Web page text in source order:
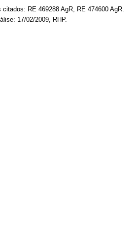
citados: RE 469288 AgR, RE 474600 AgR.
17/02/2009, RHP.